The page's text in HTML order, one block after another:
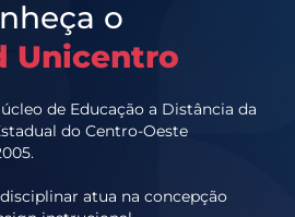
o
Unicentro
de Educação a Distância da
do Centro-Oeste
atua na concepção